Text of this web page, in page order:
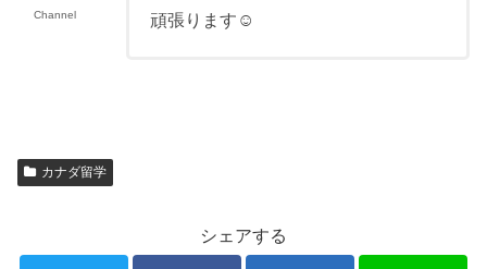
Channel
頑張ります☺︎
カナダ留学
シェアする